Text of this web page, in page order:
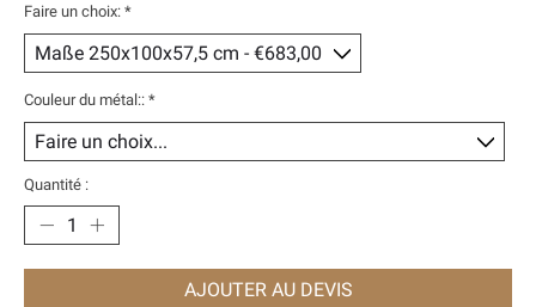
Faire un choix: *
Couleur du métal:: *
Quantité :
AJOUTER AU DEVIS